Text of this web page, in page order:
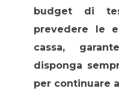
budget di
prevedere le
cassa,
disponga
per continuare